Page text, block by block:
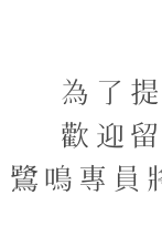
為了
歡迎
鷺鳴專員